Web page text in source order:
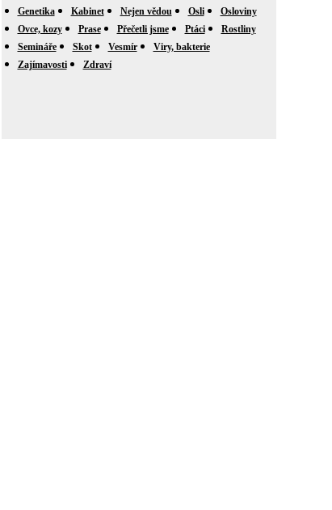
Genetika
Kabinet Nejen vědou Osli
Osloviny
Ovce, kozy
Prase Přečetli jsme Ptáci
Rostliny
Semináře
Skot Vesmír
Viry, bakterie
Zajímavosti
Zdraví